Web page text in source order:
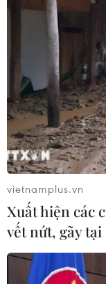
Hạ tầng AI -
mới của Đông
07/08/2026 10:19
VN-Index tăng
bật nhóm dầu
07/08/2026 09:36
Tháo gỡ dứt
hữu dự án Nhà
Ninh Thuận
07/08/2026 09:27
vietnamplus.vn
Xuất hiện các
vết nứt, gãy tại